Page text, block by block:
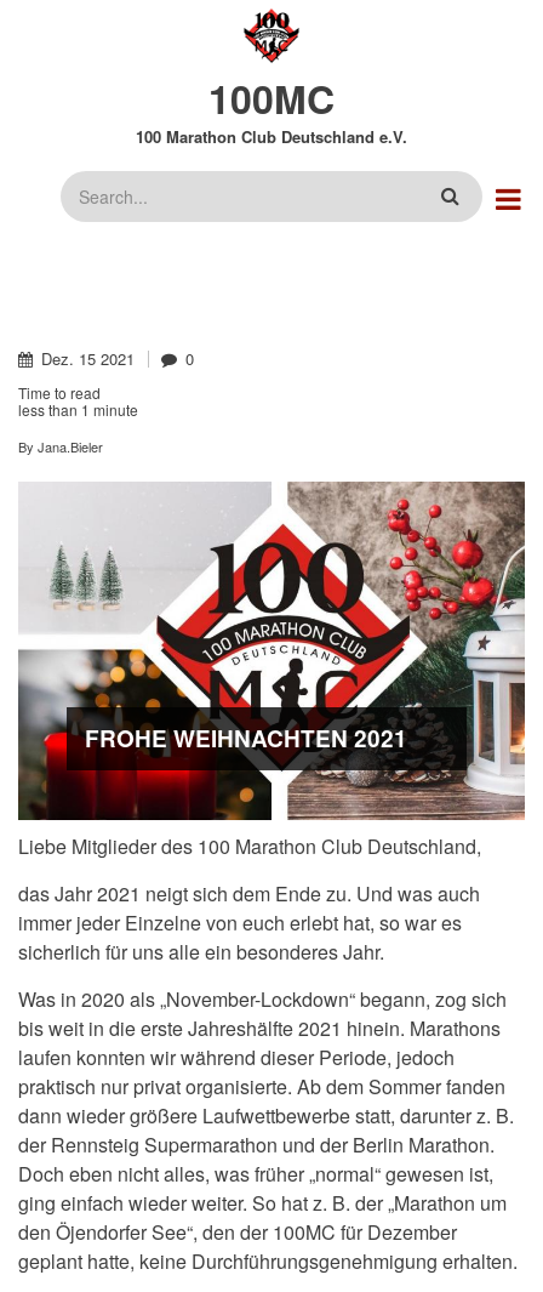
100MC
100 Marathon Club Deutschland e.V.
Suche
Dez. 15 2021 0
Time to read
less than 1 minute
By Jana.Bieler
FROHE WEIHNACHTEN 2021
Liebe Mitglieder des 100 Marathon Club Deutschland,
das Jahr 2021 neigt sich dem Ende zu. Und was auch
immer jeder Einzelne von euch erlebt hat, so war es
sicherlich für uns alle ein besonderes Jahr.
Was in 2020 als „November-Lockdown“ begann, zog sich
bis weit in die erste Jahreshälfte 2021 hinein. Marathons
laufen konnten wir während dieser Periode, jedoch
praktisch nur privat organisierte. Ab dem Sommer fanden
dann wieder größere Laufwettbewerbe statt, darunter z. B.
der Rennsteig Supermarathon und der Berlin Marathon.
Doch eben nicht alles, was früher „normal“ gewesen ist,
ging einfach wieder weiter. So hat z. B. der „Marathon um
den Öjendorfer See“, den der 100MC für Dezember
geplant hatte, keine Durchführungsgenehmigung erhalten.